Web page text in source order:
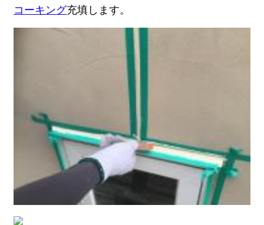
コーキング充填します。